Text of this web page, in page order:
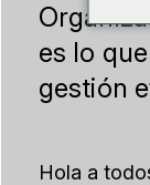
es lo
gestión
Hola a